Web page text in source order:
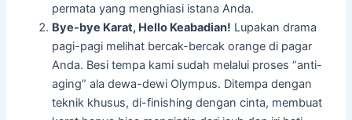
permata yang menghiasi istana Anda.
Bye-bye Karat, Hello Keabadian! Lupakan drama
pagi-pagi melihat bercak-bercak orange di pagar
Anda. Besi tempa kami sudah melalui proses “anti-
aging” ala dewa-dewi Olympus. Ditempa dengan
teknik khusus, di-finishing dengan cinta, membuat